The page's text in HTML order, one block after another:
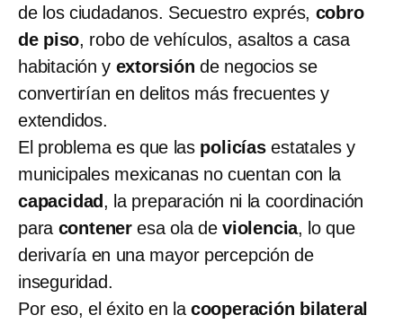
de los ciudadanos. Secuestro exprés, cobro
de piso, robo de vehículos, asaltos a casa
habitación y extorsión de negocios se
convertirían en delitos más frecuentes y
extendidos.
El problema es que las policíasestatales y
municipales mexicanas no cuentan con la
capacidad , la preparación ni la coordinación
para contener esa ola deviolencia, lo que
derivaría en una mayor percepción de
inseguridad.
Por eso, el éxito en la cooperación bilateral